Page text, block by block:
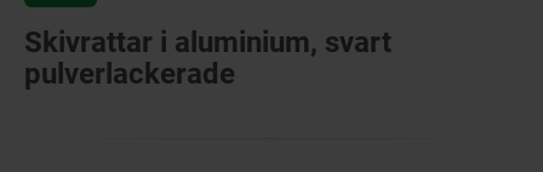
Skivrattar i aluminium, svart
pulverlackerade